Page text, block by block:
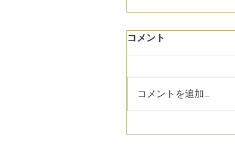
コメント
コメントを追加…